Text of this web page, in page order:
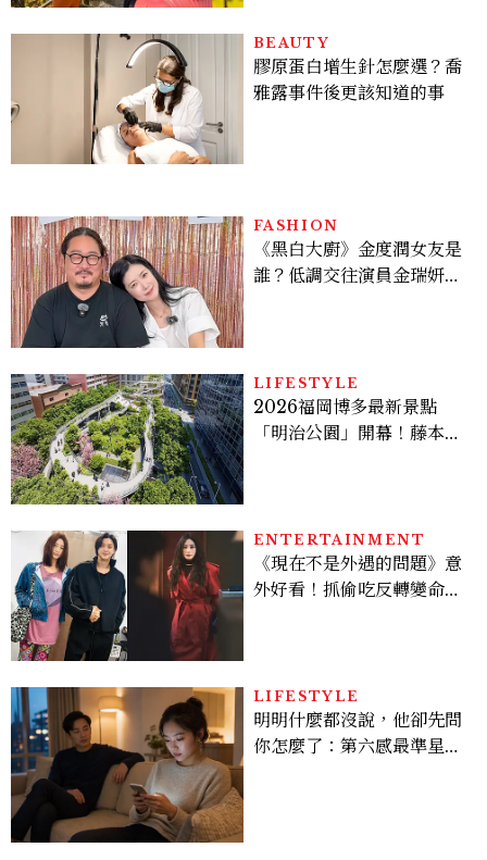
BEAUTY
膠原蛋白增生針怎麼選？喬
雅露事件後更該知道的事
FASHION
《黑白大廚》金度潤女友是
誰？低調交往演員金瑞妍、
LIFESTYLE
2026福岡博多最新景點
「明治公園」開幕！藤本壯
ENTERTAINMENT
《現在不是外遇的問題》意
外好看！抓偷吃反轉變命
看點懶人包
LIFESTYLE
明明什麼都沒說，他卻先問
你怎麼了：第六感最準星座